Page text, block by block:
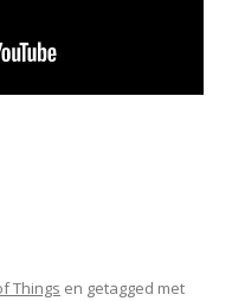
Things en getagged met